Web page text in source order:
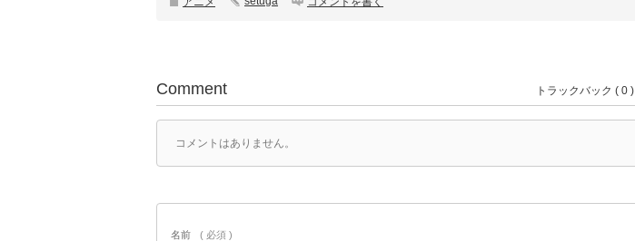
Comment トラックバック ( 0 )
コメントはありません。
名前 ( 必須 )